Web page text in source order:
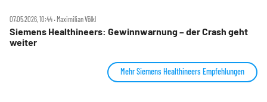
07.05.2026, 10:44 ‧ Maximilian Völkl
Siemens Healthineers: Gewinnwarnung – der Crash geht
weiter
Mehr Siemens Healthineers Empfehlungen